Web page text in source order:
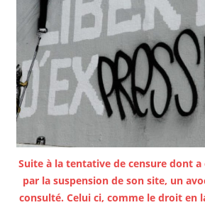
Suite à la tentative de censure dont a
par la suspension de son site, un
consulté. Celui ci, comme le droit en